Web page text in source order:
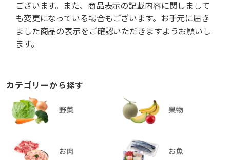
ございます。また、商品表示の記載内容に関しまして
も変更になっている場合もございます。お手元に届き
ました商品の表示をご確認いただきますようお願いし
ます。
カテゴリーから探す